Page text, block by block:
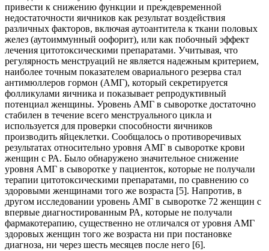
привести к снижению функции и преждевременной
недостаточности яичников как результат воздействия
различных факторов, включая аутоантитела к ткани половых
желез (аутоиммунный оофорит), или как побочный эффект
лечения цитотоксическими препаратами. Учитывая, что
регулярность менструаций не является надежным критерием,
наиболее точным показателем овариального резерва стал
антимюллеров гормон (АМГ), который секретируется
фолликулами яичника и показывает репродуктивный
потенциал женщины. Уровень АМГ в сыворотке достаточно
стабилен в течение всего менструального цикла и
используется для проверки способности яичников
производить яйцеклетки. Сообщалось о противоречивых
результатах относительно уровня АМГ в сыворотке крови
женщин с РА. Было обнаружено значительное снижение
уровня АМГ в сыворотке у пациенток, которые не получали
терапии цитотоксическими препаратами, по сравнению со
здоровыми женщинами того же возраста [5]. Напротив, в
другом исследовании уровень АМГ в сыворотке 72 женщин с
впервые диагностированным РА, которые не получали
фармакотерапию, существенно не отличался от уровня АМГ
здоровых женщин того же возраста ни при постановке
диагноза, ни через шесть месяцев после него [6].